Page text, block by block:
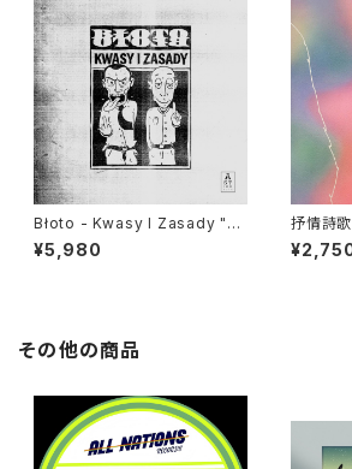
Błoto - Kwasy I Zasady "L
P"
¥5,980
抒情詩
その他の商品